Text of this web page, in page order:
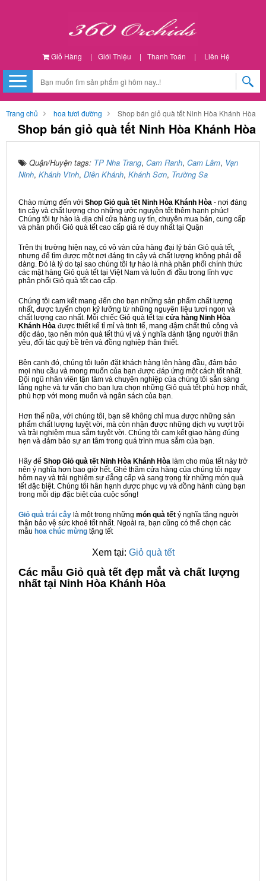
Giỏ Hàng | Giới Thiệu | Thanh Toán | Liên Hệ
Trang chủ hoa tươi đường Shop bán giỏ quà tết Ninh Hòa Khánh Hòa
Shop bán giỏ quà tết Ninh Hòa Khánh Hòa
Quận/Huyện tags: TP Nha Trang, Cam Ranh, Cam Lâm, Vạn
Ninh, Khánh Vĩnh, Diên Khánh, Khánh Sơn, Trường Sa
Chào mừng đến với Shop Giỏ quà tết Ninh Hòa Khánh Hòa - nơi đáng
tin cậy và chất lượng cho những ước nguyện tết thêm hạnh phúc!
Chúng tôi tự hào là địa chỉ cửa hàng uy tín, chuyên mua bán, cung cấp
và phân phối Giỏ quà tết cao cấp giá rẻ duy nhất tại Quận
Trên thị trường hiện nay, có vô vàn cửa hàng đại lý bán Giỏ quà tết,
nhưng để tìm được một nơi đáng tin cậy và chất lượng không phải dễ
dàng. Đó là lý do tại sao chúng tôi tự hào là nhà phân phối chính thức
các mặt hàng Giỏ quà tết tại Việt Nam và luôn đi đầu trong lĩnh vực
phân phối Giỏ quà tết cao cấp.
Chúng tôi cam kết mang đến cho bạn những sản phẩm chất lượng
nhất, được tuyển chọn kỹ lưỡng từ những nguyên liệu tươi ngon và
chất lượng cao nhất. Mỗi chiếc Giỏ quà tết tại cửa hàng Ninh Hòa
Khánh Hòa được thiết kế tỉ mỉ và tinh tế, mang đậm chất thủ công và
độc đáo, tạo nên món quà tết thú vị và ý nghĩa dành tặng người thân
yêu, đối tác quý bề trên và đồng nghiệp thân thiết.
Bên cạnh đó, chúng tôi luôn đặt khách hàng lên hàng đầu, đảm bảo
mọi nhu cầu và mong muốn của bạn được đáp ứng một cách tốt nhất.
Đội ngũ nhân viên tận tâm và chuyên nghiệp của chúng tôi sẵn sàng
lắng nghe và tư vấn cho bạn lựa chọn những Giỏ quà tết phù hợp nhất,
phù hợp với mong muốn và ngân sách của bạn.
Hơn thế nữa, với chúng tôi, bạn sẽ không chỉ mua được những sản
phẩm chất lượng tuyệt vời, mà còn nhận được những dịch vụ vượt trội
và trải nghiệm mua sắm tuyệt vời. Chúng tôi cam kết giao hàng đúng
hẹn và đảm bảo sự an tâm trong quá trình mua sắm của bạn.
Hãy để Shop Giỏ quà tết Ninh Hòa Khánh Hòa làm cho mùa tết này trở
nên ý nghĩa hơn bao giờ hết. Ghé thăm cửa hàng của chúng tôi ngay
hôm nay và trải nghiệm sự đẳng cấp và sang trọng từ những món quà
tết đặc biệt. Chúng tôi hân hạnh được phục vụ và đồng hành cùng bạn
trong mỗi dịp đặc biệt của cuộc sống!
Giỏ quà trái cây là một trong những món quà tết ý nghĩa tặng người
thân bảo vệ sức khoẻ tốt nhất. Ngoài ra, bạn cũng có thể chọn các
mẫu hoa chúc mừng tặng tết
Xem tại: Giỏ quà tết
Các mẫu Giỏ quà tết đẹp mắt và chất lượng
nhất tại Ninh Hòa Khánh Hòa